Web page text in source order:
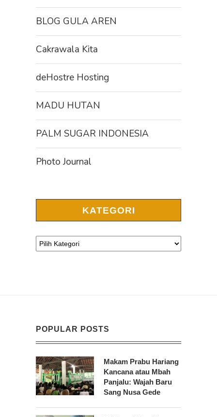
BLOG GULA AREN
Cakrawala Kita
deHostre Hosting
MADU HUTAN
PALM SUGAR INDONESIA
Photo Journal
KATEGORI
POPULAR POSTS
Makam Prabu Hariang
Kancana atau Mbah
Panjalu: Wajah Baru
Sang Nusa Gede